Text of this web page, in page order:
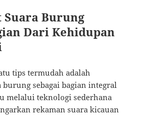
Suara Burung
Dari Kehidupan
tips termudah adalah
sebagai bagian integral
melalui teknologi sederhana
rekaman suara kicauan